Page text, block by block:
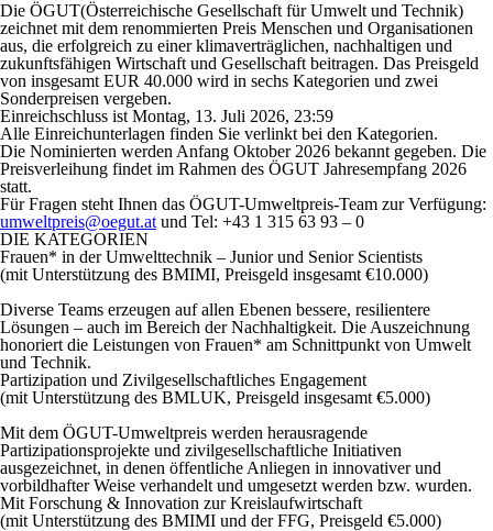
Die ÖGUT(Österreichische Gesellschaft für Umwelt und Technik)
zeichnet mit dem renommierten Preis Menschen und Organisationen
aus, die erfolgreich zu einer klimaverträglichen, nachhaltigen und
zukunftsfähigen Wirtschaft und Gesellschaft beitragen. Das Preisgeld
von insgesamt EUR 40.000 wird in sechs Kategorien und zwei
Sonderpreisen vergeben.
Einreichschluss ist Montag, 13. Juli 2026, 23:59
Alle Einreichunterlagen finden Sie verlinkt bei den Kategorien.
Die Nominierten werden Anfang Oktober 2026 bekannt gegeben. Die
Preisverleihung findet im Rahmen des ÖGUT Jahresempfang 2026
statt.
Für Fragen steht Ihnen das ÖGUT-Umweltpreis-Team zur Verfügung:
umweltpreis@oegut.at und Tel: +43 1 315 63 93 – 0
DIE KATEGORIEN
Frauen* in der Umwelttechnik – Junior und Senior Scientists
(mit Unterstützung des BMIMI, Preisgeld insgesamt €10.000)
Diverse Teams erzeugen auf allen Ebenen bessere, resilientere
Lösungen – auch im Bereich der Nachhaltigkeit. Die Auszeichnung
honoriert die Leistungen von Frauen* am Schnittpunkt von Umwelt
und Technik.
Partizipation und Zivilgesellschaftliches Engagement
(mit Unterstützung des BMLUK, Preisgeld insgesamt €5.000)
Mit dem ÖGUT-Umweltpreis werden herausragende
Partizipationsprojekte und zivilgesellschaftliche Initiativen
ausgezeichnet, in denen öffentliche Anliegen in innovativer und
vorbildhafter Weise verhandelt und umgesetzt werden bzw. wurden.
Mit Forschung & Innovation zur Kreislaufwirtschaft
(mit Unterstützung des BMIMI und der FFG, Preisgeld €5.000)